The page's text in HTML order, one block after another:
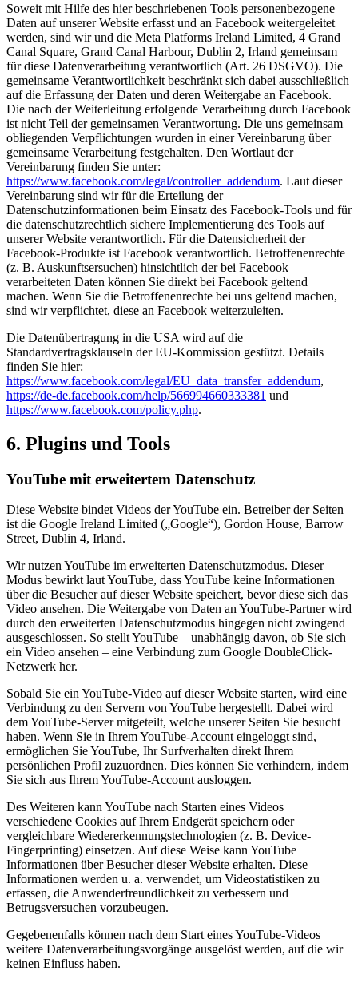
Soweit mit Hilfe des hier beschriebenen Tools personenbezogene
Daten auf unserer Website erfasst und an Facebook weitergeleitet
werden, sind wir und die Meta Platforms Ireland Limited, 4 Grand
Canal Square, Grand Canal Harbour, Dublin 2, Irland gemeinsam
für diese Datenverarbeitung verantwortlich (Art. 26 DSGVO). Die
gemeinsame Verantwortlichkeit beschränkt sich dabei ausschließlich
auf die Erfassung der Daten und deren Weitergabe an Facebook.
Die nach der Weiterleitung erfolgende Verarbeitung durch Facebook
ist nicht Teil der gemeinsamen Verantwortung. Die uns gemeinsam
obliegenden Verpflichtungen wurden in einer Vereinbarung über
gemeinsame Verarbeitung festgehalten. Den Wortlaut der
Vereinbarung finden Sie unter:
https://www.facebook.com/legal/controller_addendum. Laut dieser
Vereinbarung sind wir für die Erteilung der
Datenschutzinformationen beim Einsatz des Facebook-Tools und für
die datenschutzrechtlich sichere Implementierung des Tools auf
unserer Website verantwortlich. Für die Datensicherheit der
Facebook-Produkte ist Facebook verantwortlich. Betroffenenrechte
(z. B. Auskunftsersuchen) hinsichtlich der bei Facebook
verarbeiteten Daten können Sie direkt bei Facebook geltend
machen. Wenn Sie die Betroffenenrechte bei uns geltend machen,
sind wir verpflichtet, diese an Facebook weiterzuleiten.
Die Datenübertragung in die USA wird auf die
Standardvertragsklauseln der EU-Kommission gestützt. Details
finden Sie hier:
https://www.facebook.com/legal/EU_data_transfer_addendum,
https://de-de.facebook.com/help/566994660333381 und
https://www.facebook.com/policy.php.
6. Plugins und Tools
YouTube mit erweitertem Datenschutz
Diese Website bindet Videos der YouTube ein. Betreiber der Seiten
ist die Google Ireland Limited („Google“), Gordon House, Barrow
Street, Dublin 4, Irland.
Wir nutzen YouTube im erweiterten Datenschutzmodus. Dieser
Modus bewirkt laut YouTube, dass YouTube keine Informationen
über die Besucher auf dieser Website speichert, bevor diese sich das
Video ansehen. Die Weitergabe von Daten an YouTube-Partner wird
durch den erweiterten Datenschutzmodus hingegen nicht zwingend
ausgeschlossen. So stellt YouTube – unabhängig davon, ob Sie sich
ein Video ansehen – eine Verbindung zum Google DoubleClick-
Netzwerk her.
Sobald Sie ein YouTube-Video auf dieser Website starten, wird eine
Verbindung zu den Servern von YouTube hergestellt. Dabei wird
dem YouTube-Server mitgeteilt, welche unserer Seiten Sie besucht
haben. Wenn Sie in Ihrem YouTube-Account eingeloggt sind,
ermöglichen Sie YouTube, Ihr Surfverhalten direkt Ihrem
persönlichen Profil zuzuordnen. Dies können Sie verhindern, indem
Sie sich aus Ihrem YouTube-Account ausloggen.
Des Weiteren kann YouTube nach Starten eines Videos
verschiedene Cookies auf Ihrem Endgerät speichern oder
vergleichbare Wiedererkennungstechnologien (z. B. Device-
Fingerprinting) einsetzen. Auf diese Weise kann YouTube
Informationen über Besucher dieser Website erhalten. Diese
Informationen werden u. a. verwendet, um Videostatistiken zu
erfassen, die Anwenderfreundlichkeit zu verbessern und
Betrugsversuchen vorzubeugen.
Gegebenenfalls können nach dem Start eines YouTube-Videos
weitere Datenverarbeitungsvorgänge ausgelöst werden, auf die wir
keinen Einfluss haben.